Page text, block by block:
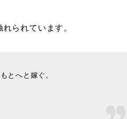
られています。
とへと嫁ぐ。